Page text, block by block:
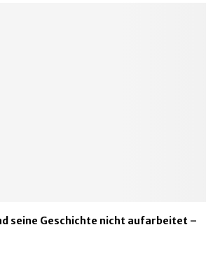
seine Geschichte nicht aufarbeitet –